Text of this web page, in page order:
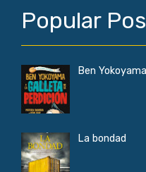
Popular
Ben
La bondad